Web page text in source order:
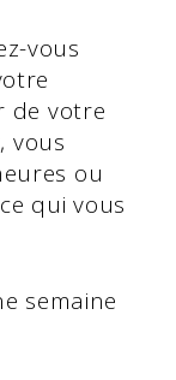
vous
de votre
vous
ou
qui vous
semaine